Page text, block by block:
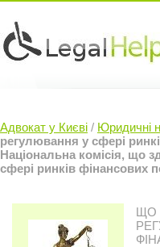
Судовий Адвокат »
Адвокат у Києві / Юридичні
регулювання у сфері
Національна комісія, що
сфері ринків фінансових
ЩО